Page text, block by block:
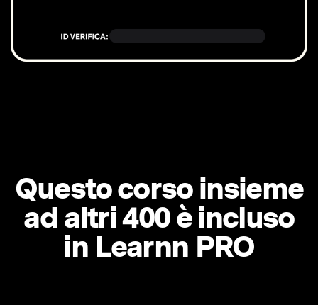
Questo corso insieme
ad altri 400 è incluso
in Learnn PRO